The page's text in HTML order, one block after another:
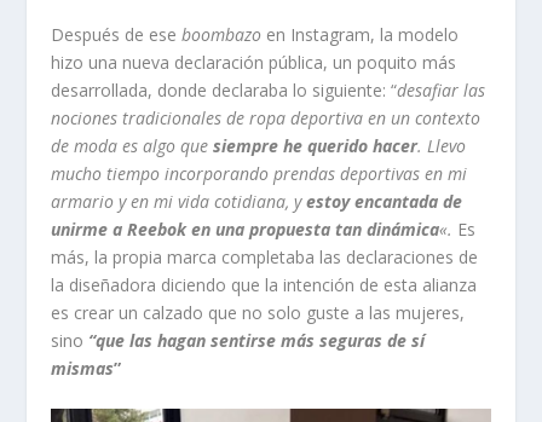
Después de eseboombazo en Instagram, la modelo
hizo una nueva declaración pública, un poquito más
desarrollada, donde declaraba lo siguiente: “desafiar las
nociones tradicionales de ropa deportiva en un contexto
de moda es algo que siempre he querido hacer. Llevo
mucho tiempo incorporando prendas deportivas en mi
armario y en mi vida cotidiana, yestoy encantada de
unirme a Reebok en una propuesta tan dinámica«. Es
más, la propia marca completaba las declaraciones de
la diseñadora diciendo que la intención de esta alianza
es crear un calzado que no solo guste a las mujeres,
sino “que las hagan sentirse más seguras de sí
mismas”